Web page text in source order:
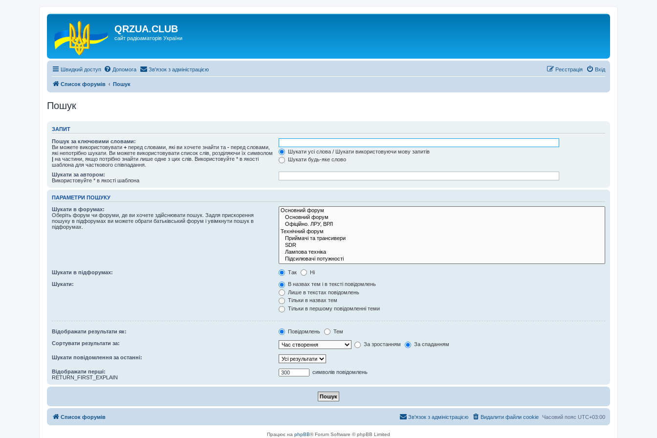
QRZUA.CLUB
сайт радіоаматорів України
Швидкий доступ Допомога Зв'язок з адміністрацією Вхід
Реєстрація
Список форумів Пошук
Пошук
ЗАПИТ
Пошук за ключовими словами:
Ви можете використовувати + перед словами, які ви хочете знайти та - перед словами,
які непотрібно шукати. Ви можете використовувати список слів, розділяючи їх символом
| на частини, якщо потрібно знайти лише одне з цих слів. Використовуйте * в якості
шаблона для часткового співпадання.
Шукати усі слова / Шукати використовуючи мову запитів
Шукати будь-яке слово
Шукати за автором:
Використовуйте * в якості шаблона
ПАРАМЕТРИ ПОШУКУ
Шукати в форумах:
Оберіть форум чи форуми, де ви хочете здійснювати пошук. Задля прискорення
пошуку в підфорумах ви можете обрати батьківський форум і увімкнути пошук в
підфорумах.
Шукати в підфорумах: Так Ні
Шукати:
В назвах тем і в тексті повідомлень
Лише в текстах повідомлень
Тільки в назвах тем
Тільки в першому повідомленні теми
Відображати результати як: Повідомлень Тем
Сортувати результати за: За зростанням За спаданням
Шукати повідомлення за останні:
Відображати перші:
RETURN_FIRST_EXPLAIN
символів повідомлень
Список форумів Часовий пояс UTC+03:00
Видалити файли cookie
Зв'язок з адміністрацією
Працює на phpBB® Forum Software © phpBB Limited